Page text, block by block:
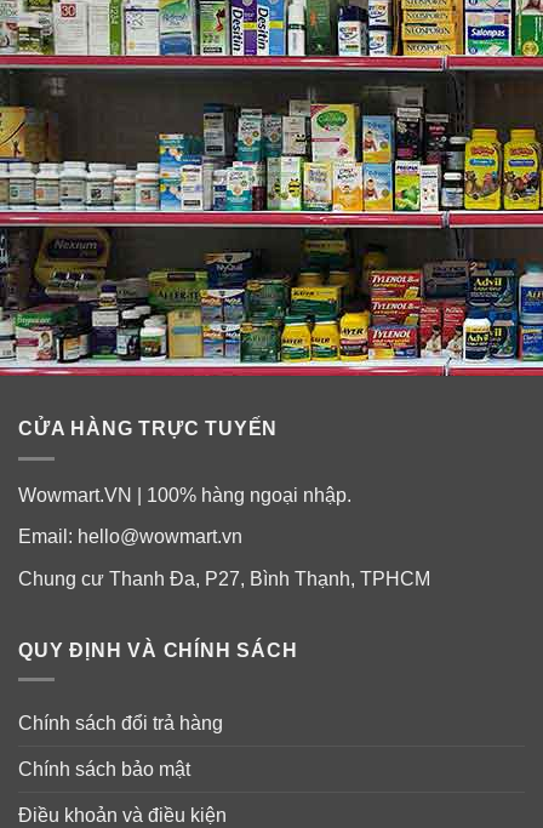
CỬA HÀNG TRỰC TUYẾN
Wowmart.VN | 100% hàng ngoại nhập.
Email: hello@wowmart.vn
Chung cư Thanh Đa, P27, Bình Thạnh, TPHCM
QUY ĐỊNH VÀ CHÍNH SÁCH
Chính sách đổi trả hàng
Chính sách bảo mật
Điều khoản và điều kiện